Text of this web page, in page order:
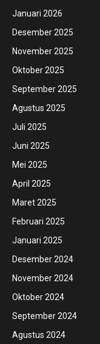
Januari 2026
Desember 2025
November 2025
Oktober 2025
September 2025
Agustus 2025
Juli 2025
Juni 2025
Mei 2025
April 2025
Maret 2025
Februari 2025
Januari 2025
Desember 2024
November 2024
Oktober 2024
September 2024
Agustus 2024